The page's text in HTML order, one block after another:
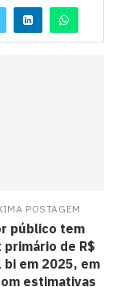
POSTAGEM
público tem
de R$
bi em 2025, em
estimativas